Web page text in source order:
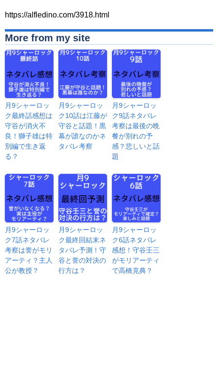
https://alfledino.com/3918.html
More from my site
月9シャーロッ
ク最終話感想は
守谷が消火不
良！獅子雄は特
別編で生き返
る？
月9シャーロッ
ク10話は江藤が
守谷と話題！黒
幕が誰なのかネ
タバレ考察
月9シャーロッ
ク9話ネタバレ
考察は最後の晩
餐が別れの予
感？悲しいと話
題
月9シャーロッ
ク7話ネタバレ
考察は誉がモリ
アーティ？主人
公が教授？
月9シャーロッ
ク最終回結末ネ
タバレ予測！守
谷と誉の対決の
行方は？
月9シャーロッ
ク6話ネタバレ
感想！守谷壬三
がモリアーティ
で高橋克典？